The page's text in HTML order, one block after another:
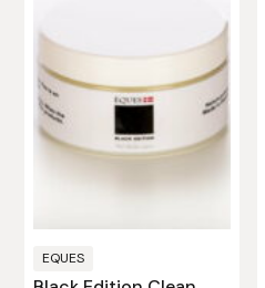
EQUES
varianter.
De
olika
alternativen
på
produktsidan